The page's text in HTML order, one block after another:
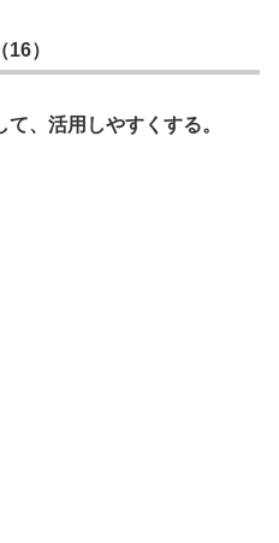
）
、活用しやすくする。